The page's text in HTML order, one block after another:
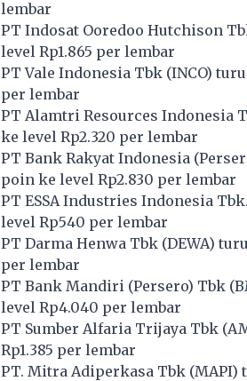
lembar
PT Indosat Ooredoo Hutchison
level Rp1.865 per lembar
PT Vale Indonesia Tbk (INCO)
per lembar
PT Alamtri Resources Indonesia
ke level Rp2.320 per lembar
PT Bank Rakyat Indonesia
poin ke level Rp2.830 per lembar
PT ESSA Industries Indonesia
level Rp540 per lembar
PT Darma Henwa Tbk (DEWA)
per lembar
PT Bank Mandiri (Persero) Tbk (
level Rp4.040 per lembar
PT Sumber Alfaria Trijaya Tbk (
Rp1.385 per lembar
PT. Mitra Adiperkasa Tbk (MAPI)